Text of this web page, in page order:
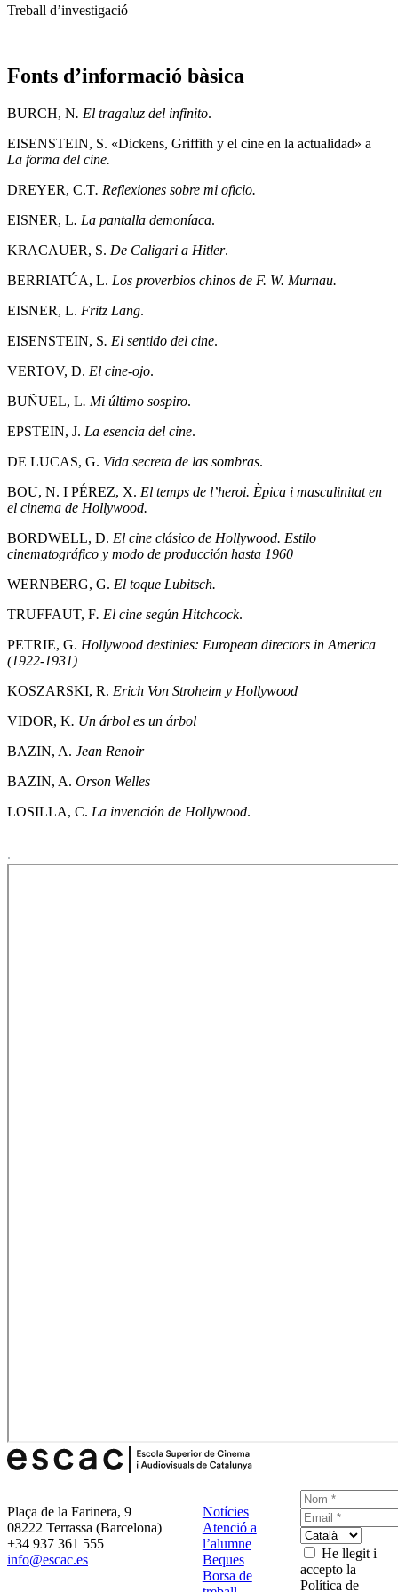
Treball d’investigació
Fonts d’informació bàsica
BURCH, N. El tragaluz del infinito.
EISENSTEIN, S. «Dickens, Griffith y el cine en la actualidad» a
La forma del cine.
DREYER, C.T. Reflexiones sobre mi oficio.
EISNER, L. La pantalla demoníaca.
KRACAUER, S. De Caligari a Hitler.
BERRIATÚA, L. Los proverbios chinos de F. W. Murnau.
EISNER, L. Fritz Lang.
EISENSTEIN, S. El sentido del cine.
VERTOV, D. El cine-ojo.
BUÑUEL, L. Mi último sospiro.
EPSTEIN, J. La esencia del cine.
DE LUCAS, G. Vida secreta de las sombras.
BOU, N. I PÉREZ, X. El temps de l’heroi. Èpica i masculinitat en
el cinema de Hollywood.
BORDWELL, D. El cine clásico de Hollywood. Estilo
cinematográfico y modo de producción hasta 1960
WERNBERG, G. El toque Lubitsch.
TRUFFAUT, F. El cine según Hitchcock.
PETRIE, G. Hollywood destinies: European directors in America
(1922-1931)
KOSZARSKI, R. Erich Von Stroheim y Hollywood
VIDOR, K. Un árbol es un árbol
BAZIN, A. Jean Renoir
BAZIN, A. Orson Welles
LOSILLA, C. La invención de Hollywood.
Plaça de la Farinera, 9
08222 Terrassa (Barcelona)
+34 937 361 555
info@escac.es
Notícies
Atenció a
l’alumne
Beques
Borsa de
He llegit i
accepto la
Política de